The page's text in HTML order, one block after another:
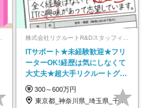
ITサポート★未経験歓迎★フリ
ーターOK!経歴は気にしなくて
大丈夫★超大手リクルートグル
ープの正社員/sg
300～600万円
東京都_神奈川県_埼玉県_千葉県_大阪府…